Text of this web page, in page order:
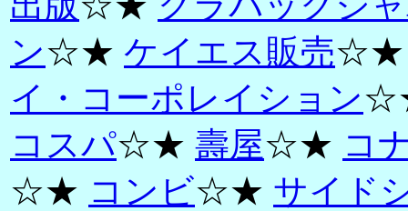
ン☆★ ケイエス販売
イ・コーポレイション
コスパ☆★ 壽屋☆★ コ
☆★ コンビ☆★ サイド